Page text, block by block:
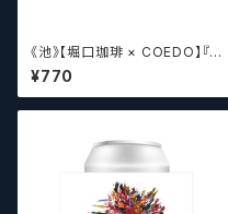
《池》【堀口珈琲 × COEDO】『金
香 -Kinironikaoru-』【クラフト
ビールシザーズ】
¥770